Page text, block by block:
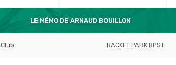
LE MÉMO DE ARNAUD BOUILLON
Club RACKET PARK BPST